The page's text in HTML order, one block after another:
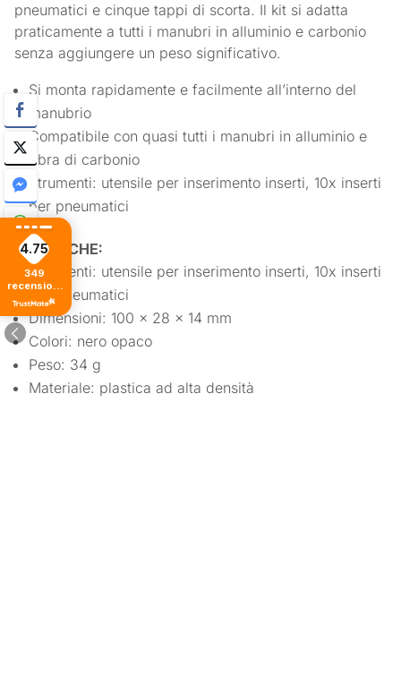
pneumatici e cinque tappi di scorta. Il kit si adatta
praticamente a tutti i manubri in alluminio e carbonio
senza aggiungere un peso significativo.
Si monta rapidamente e facilmente all’interno del
manubrio
Compatibile con quasi tutti i manubri in alluminio e
fibra di carbonio
Strumenti: utensile per inserimento inserti, 10x inserti
per pneumatici
SPECIFICHE:
Strumenti: utensile per inserimento inserti, 10x inserti
per pneumatici
Dimensioni: 100 x 28 x 14 mm
Colori: nero opaco
Peso: 34 g
Materiale: plastica ad alta densità
4.75
349
recensioni
di tutti i